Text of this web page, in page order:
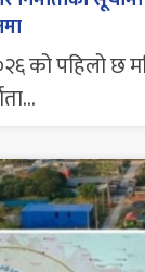
को पहिलो छ